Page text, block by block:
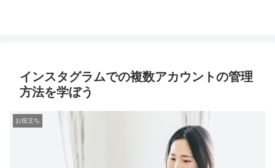
インスタグラムでの複数アカウントの管理
方法を学ぼう
お役立ち